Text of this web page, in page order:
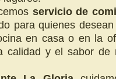
servicio de
para quienes
en casa o en la
calidad y el sabor de